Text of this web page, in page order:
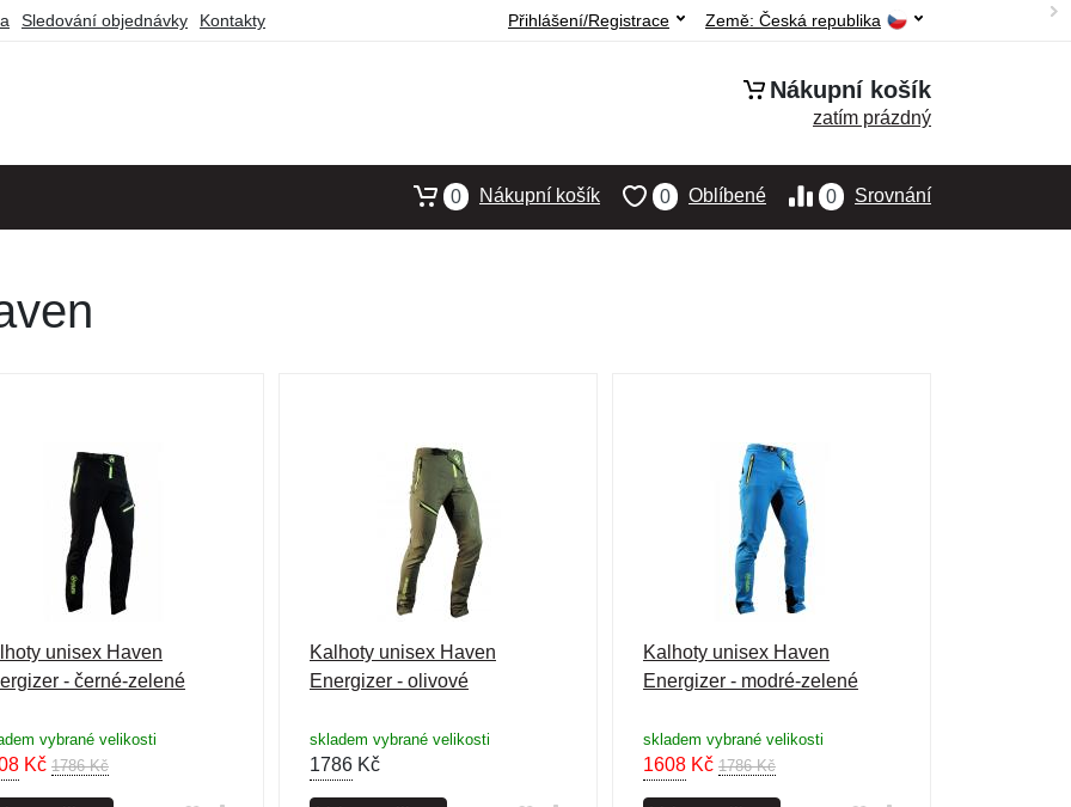
Sledování objednávky Kontakty Země: Česká republika
Přihlášení/Registrace
Nákupní košík
zatím prázdný
0 Srovnání
0 Oblíbené
0 Nákupní košík
unisex Haven
- černé-zelené
vybrané velikosti
Kč 1786 Kč
Kalhoty unisex Haven
Energizer - olivové
skladem vybrané velikosti
1786Kč
Kalhoty unisex Haven
Energizer - modré-zelené
skladem vybrané velikosti
1608Kč 1786 Kč